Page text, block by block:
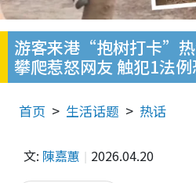
游客来港“抱树打卡”热
攀爬惹怒网友 触犯1法
首页 生活话题 热话
文: 陳嘉蕙 2026.04.20